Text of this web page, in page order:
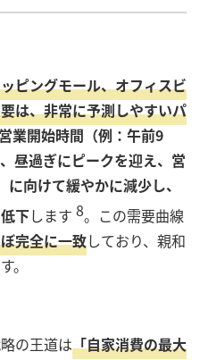
ピングモール、オフィスビ
は、非常に予測しやすいパ
業開始時間（例：午前9
昼過ぎにピークを迎え、営
向けて緩やかに減少し、
下します 8。この需要曲線
完全に一致しており、親和
。
の王道は「自家消費の最大